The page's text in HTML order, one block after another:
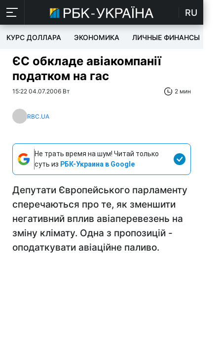
RU
КУРС ДОЛЛАРА ЭКОНОМИКА ЛИЧНЫЕ ФИНАНСЫ
ЄС обкладе авіакомпанії
податком на гас
15:22 04.07.2006 Вт 2 мин
RBC.UA
Не трать время на шум! Читай только
суть из РБК-Украина в Google
Депутати Європейського парламенту
сперечаються про те, як зменшити
негативний вплив авіаперевезень на
зміну клімату. Одна з пропозицій -
оподаткувати авіаційне паливо.